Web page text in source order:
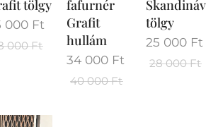
tölgy
000 Ft
000Ft
fafurnér
Grafit
hullám
34 000 Ft
40 000Ft
Skandináv
tölgy
25 000 Ft
28 000Ft